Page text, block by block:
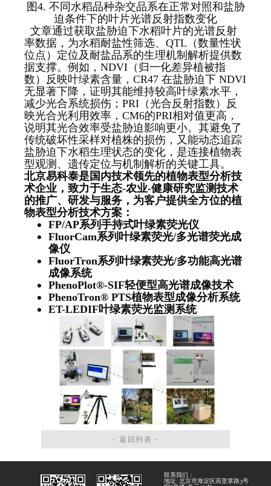
图4. 不同水稻品种杂交品系在正常对照和盐胁
迫条件下的叶片光谱反射指数变化
文章通过获取盐胁迫下水稻叶片的光谱反射
率数据，为水稻耐盐性筛选、QTL（数量性状
位点）定位及耐盐品系的生理机制解析提供数
据支撑。例如，NDVI（归一化差异植被指
数）反映叶绿素含量，CR47 在盐胁迫下 NDVI
无显著下降，证明其能维持较高叶绿素水平，
减少光合系统损伤；PRI（光合反射指数）反
映光合光利用效率，CM6的PRI相对值更高，
说明其光合效率受盐胁迫影响更小。其避免了
传统破坏性采样对植株的损伤，又能动态追踪
盐胁迫下水稻生理状态的变化，是连接植物表
型观测、遗传定位与机制解析的关键工具。
北京易科泰是国内技术领先的植物表型分析技
术企业，致力于生态-农业-健康研究监测技术
的推广、研发与服务，为客户提供全方位的植
物表型分析技术方案：
FP/AP系列手持式叶绿素荧光仪
FluorCam系列叶绿素荧光/多光谱荧光成
像仪
FluorTron系列叶绿素荧光/多功能高光谱
成像系统
PhenoPlot®-SIF轻便型高光谱成像技术
PhenoTron® PTS植物表型成像分析系统
ET-LEDIF叶绿素荧光监测系统
- 返回列表 -
联系我们：
地址: 北京市海淀区高里掌路3号